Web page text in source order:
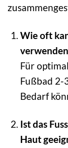
Wie oft
Für
Fußbad 2-
Bedarf
Ist das
Haut